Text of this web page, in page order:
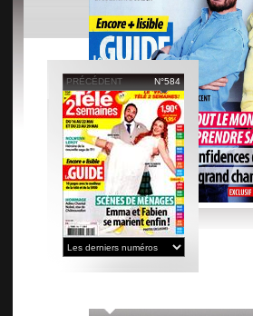
PRÉCÉDENT N°584